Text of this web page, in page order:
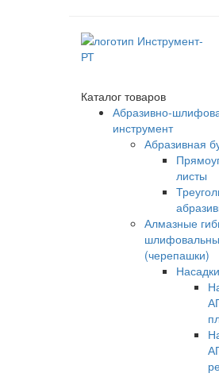
Каталог товаров
Абразивно-
инструмент
Абразивная
листы
Алмазные
(черепашки)